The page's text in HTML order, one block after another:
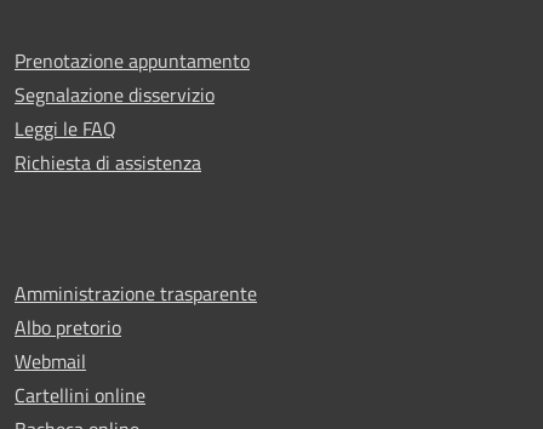
Prenotazione appuntamento
Segnalazione disservizio
Leggi le FAQ
Richiesta di assistenza
Amministrazione trasparente
Albo pretorio
Webmail
Cartellini online